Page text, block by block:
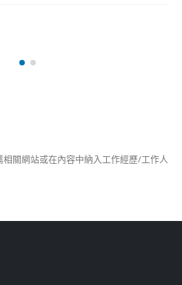
關網站或在內容中納入工作經歷/工作人